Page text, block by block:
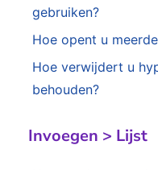
gebruiken?
Hoe opent u
Hoe verwijdert u
behouden?
Invoegen > Lijst